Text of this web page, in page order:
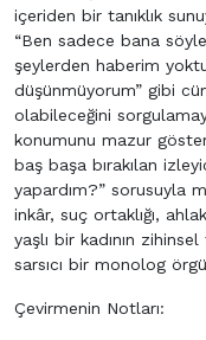
içeriden bir tanıklık
“Ben sadece bana
şeylerden haberim
düşünmüyorum” gibi
olabileceğini
konumunu mazur
baş başa bırakılan
yapardım?” sorusuyla
inkâr, suç ortaklığı,
yaşlı bir kadının
sarsıcı bir monolog
Çevirmenin Notları: